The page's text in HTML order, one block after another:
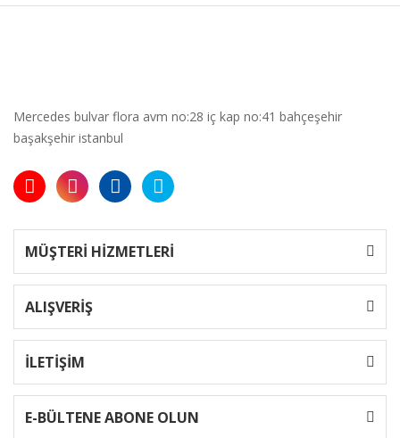
Mercedes bulvar flora avm no:28 iç kap no:41 bahçeşehir
başakşehir istanbul
MÜŞTERİ HİZMETLERİ
ALIŞVERİŞ
İLETİŞİM
E-BÜLTENE ABONE OLUN